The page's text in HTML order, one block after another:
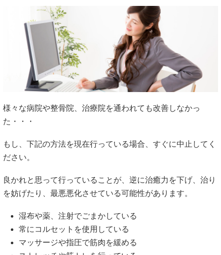
様々な病院や整骨院、治療院を通われても改善しなかっ
た・・・
もし、下記の方法を現在行っている場合、すぐに中止してく
ださい。
良かれと思って行っていることが、逆に治癒力を下げ、治り
を妨げたり、最悪悪化させている可能性があります。
湿布や薬、注射でごまかしている
常にコルセットを使用している
マッサージや指圧で筋肉を緩める